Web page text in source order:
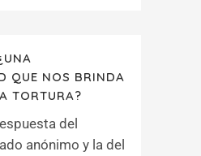
QUE NOS BRINDA
TORTURA?
del
anónimo y la del